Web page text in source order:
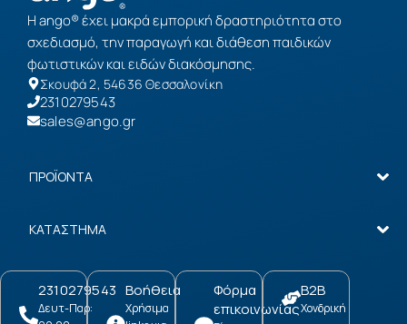
Η ango® έχει μακρά εμπορική δραστηριότητα στο
σχεδιασμό, την παραγωγή και διάθεση παιδικών
φωτιστικών και ειδών διακόσμησης.
Σκουφά 2, 54636 Θεσσαλονίκη
2310279543
sales@ango.gr
ΠΡΟΪΟΝΤΑ
ΚΑΤΑΣΤΗΜΑ
2310279543
Δευτ-Παρ:
Βοήθεια
Χρήσιμα
Φόρμα
επικοινωνίας
B2B
Χονδρική